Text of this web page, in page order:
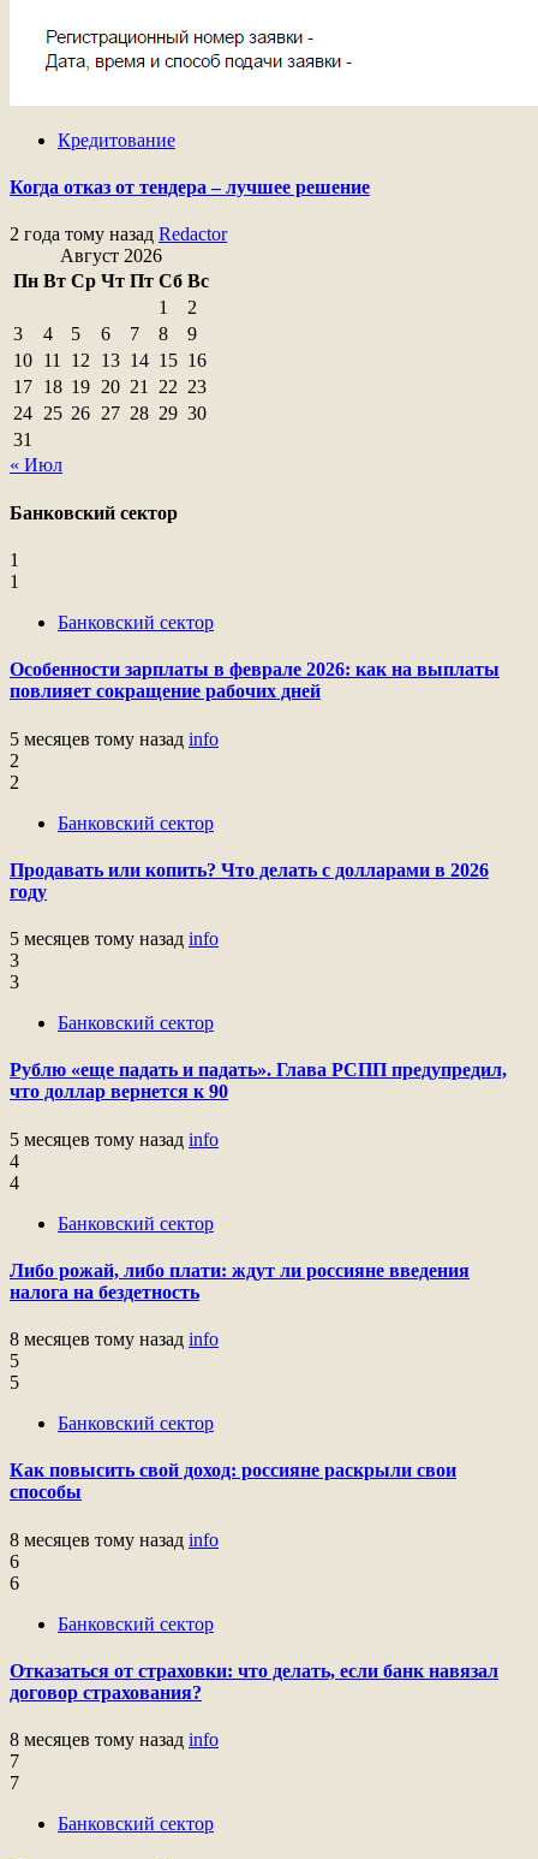
Кредитование
Когда отказ от тендера – лучшее решение
2 года тому назад Redactor
Август 2026
Пн Вт Ср Чт Пт Сб Вс
1
2
3
4 5 6 7 8
9
10 11 12 13 14 15 16
17 18 19 20 21 22 23
24 25 26 27 28 29 30
31
« Июл
Банковский сектор
1
1
Банковский сектор
Особенности зарплаты в феврале 2026: как на выплаты
повлияет сокращение рабочих дней
5 месяцев тому назад info
2
2
Банковский сектор
Продавать или копить? Что делать с долларами в 2026
году
5 месяцев тому назад info
3
3
Банковский сектор
Рублю «еще падать и падать». Глава РСПП предупредил,
что доллар вернется к 90
5 месяцев тому назад info
4
4
Банковский сектор
Либо рожай, либо плати: ждут ли россияне введения
налога на бездетность
8 месяцев тому назад info
5
5
Банковский сектор
Как повысить свой доход: россияне раскрыли свои
способы
8 месяцев тому назад info
6
6
Банковский сектор
Отказаться от страховки: что делать, если банк навязал
договор страхования?
8 месяцев тому назад info
7
7
Банковский сектор